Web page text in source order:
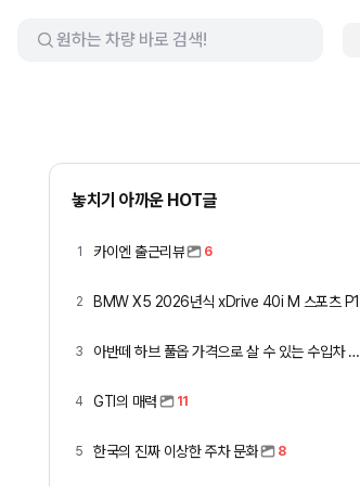
놓치기 아까운 HOT글
1 카이엔 출근리뷰 6
2 BMW X5 2026년식 xDrive 40i M 스포츠 P1
3 아반떼 하브 풀옵 가격으로 살 수 있는 수입차 모아봤습니다 (중고 포함)
4 GTI의 매력 11
5 한국의 진짜 이상한 주차 문화 8